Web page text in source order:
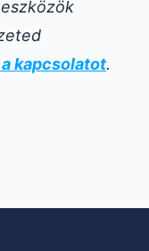
kapcsolatot.